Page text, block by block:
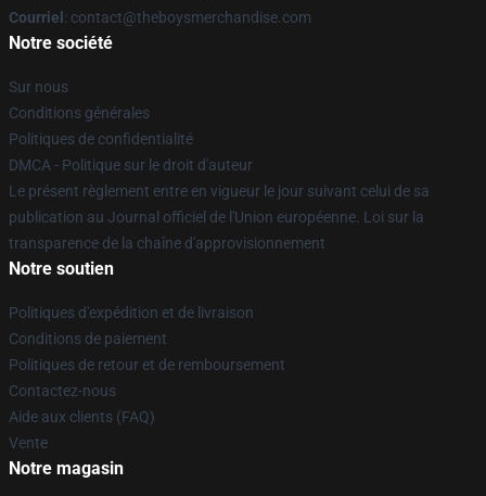
Courriel : contact@theboysmerchandise.com
Notre société
Sur nous
Conditions générales
Politiques de confidentialité
DMCA - Politique sur le droit d'auteur
Le présent règlement entre en vigueur le jour suivant celui de sa
publication au Journal officiel de l'Union européenne. Loi sur la
transparence de la chaîne d'approvisionnement
Notre soutien
Politiques d'expédition et de livraison
Conditions de paiement
Politiques de retour et de remboursement
Contactez-nous
Aide aux clients (FAQ)
Vente
Notre magasin